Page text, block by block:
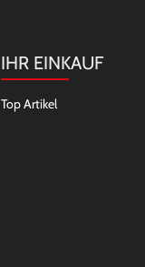
IHR EINKAUF
Top Artikel